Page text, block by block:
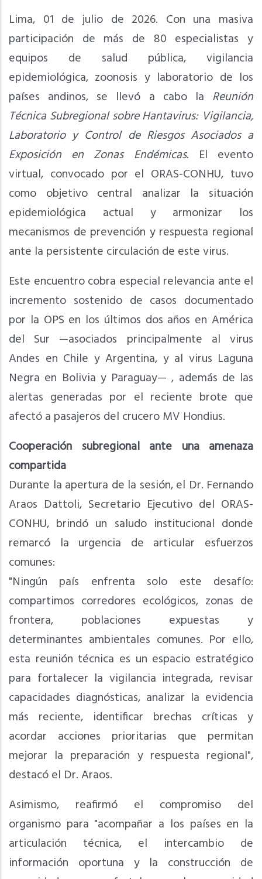
Lima, 01 de julio de 2026. Con una masiva
participación de más de 80 especialistas y
equipos de salud pública, vigilancia
epidemiológica, zoonosis y laboratorio de los
países andinos, se llevó a cabo la Reunión
Técnica Subregional sobre Hantavirus: Vigilancia,
Laboratorio y Control de Riesgos Asociados a
Exposición en Zonas Endémicas. El evento
virtual, convocado por el ORAS-CONHU, tuvo
como objetivo central analizar la situación
epidemiológica actual y armonizar los
mecanismos de prevención y respuesta regional
ante la persistente circulación de este virus.
Este encuentro cobra especial relevancia ante el
incremento sostenido de casos documentado
por la OPS en los últimos dos años en América
del Sur —asociados principalmente al virus
Andes en Chile y Argentina, y al virus Laguna
Negra en Bolivia y Paraguay— , además de las
alertas generadas por el reciente brote que
afectó a pasajeros del crucero MV Hondius.
Cooperación subregional ante una amenaza
compartida
Durante la apertura de la sesión, el Dr. Fernando
Araos Dattoli, Secretario Ejecutivo del ORAS-
CONHU, brindó un saludo institucional donde
remarcó la urgencia de articular esfuerzos
comunes:
"Ningún país enfrenta solo este desafío:
compartimos corredores ecológicos, zonas de
frontera, poblaciones expuestas y
determinantes ambientales comunes. Por ello,
esta reunión técnica es un espacio estratégico
para fortalecer la vigilancia integrada, revisar
capacidades diagnósticas, analizar la evidencia
más reciente, identificar brechas críticas y
acordar acciones prioritarias que permitan
mejorar la preparación y respuesta regional",
destacó el Dr. Araos.
Asimismo, reafirmó el compromiso del
organismo para "acompañar a los países en la
articulación técnica, el intercambio de
información oportuna y la construcción de